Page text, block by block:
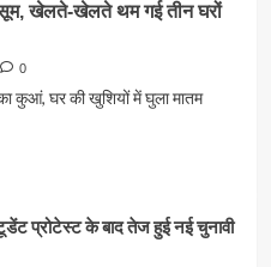
खेलते-खेलते थम गई तीन घरों
0
का कुआं, घर की खुशियों में घुला मातम
प्रोटेस्ट के बाद तेज हुई नई चुनावी